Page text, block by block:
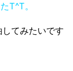
T^T。
てみたいです